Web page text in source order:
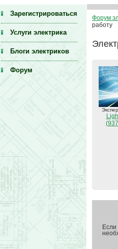
Зарегистрироваться
Услуги электрика
Блоги электриков
Форум
Форум
работу